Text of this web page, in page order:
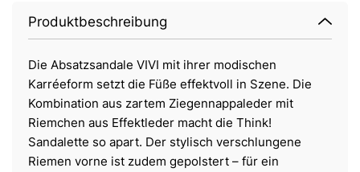
Produktbeschreibung
Die Absatzsandale VIVI mit ihrer modischen
Karréeform setzt die Füße effektvoll in Szene. Die
Kombination aus zartem Ziegennappaleder mit
Riemchen aus Effektleder macht die Think!
Sandalette so apart. Der stylisch verschlungene
Riemen vorne ist zudem gepolstert – für ein